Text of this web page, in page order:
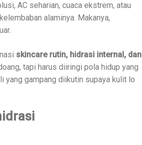
AC seharian, cuaca ekstrem, atau
alaminya. Makanya,
skincare rutin, hidrasi internal, dan
tapi harus diiringi pola hidup yang
yang gampang diikutin supaya kulit lo